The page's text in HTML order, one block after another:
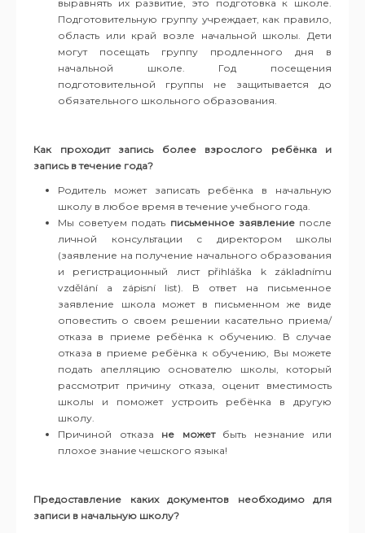
выравнять их развитие, это подготовка к школе.
Подготовительную группу учреждает, как правило,
область или край возле начальной школы. Дети
могут посещать группу продленного дня в
начальной школе. Год посещения
подготовительной группы не защитывается до
обязательного школьного образования.
Как проходит запись более взрослого ребёнка и
запись в течение года?
Родитель может записать ребёнка в начальную
школу в любое время в течение учебного года.
Мы советуем подать письменное заявление после
личной консультации с директором школы
(заявление на получение начального образования
и регистрационный лист přihláška k základnímu
vzdělání a zápisní list). В ответ на письменное
заявление школа может в письменном же виде
оповестить о своем решении касательно приема/
отказа в приеме ребёнка к обучению. В случае
отказа в приеме ребёнка к обучению, Вы можете
подать апелляцию основателю школы, который
рассмотрит причину отказа, оценит вместимость
школы и поможет устроить ребёнка в другую
школу.
Причиной отказа не можетбыть незнание или
плохое знание чешского языка!
Предоставление каких документов необходимо для
записи в начальную школу?